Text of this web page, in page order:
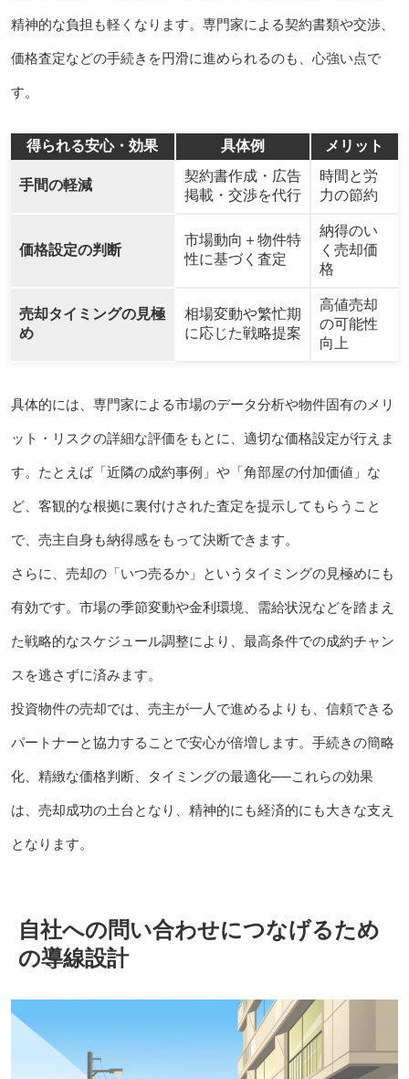
精神的な負担も軽くなります。専門家による契約書類や交渉、
価格査定などの手続きを円滑に進められるのも、心強い点で
す。
得られる安心・効果 具体例 メリット
手間の軽減
契約書作成・広告
掲載・交渉を代行
時間と労
力の節約
価格設定の判断
市場動向＋物件特
性に基づく査定
納得のい
く売却価
格
売却タイミングの見極
め
相場変動や繁忙期
に応じた戦略提案
高値売却
の可能性
向上
具体的には、専門家による市場のデータ分析や物件固有のメリ
ット・リスクの詳細な評価をもとに、適切な価格設定が行えま
す。たとえば「近隣の成約事例」や「角部屋の付加価値」な
ど、客観的な根拠に裏付けされた査定を提示してもらうこと
で、売主自身も納得感をもって決断できます。
さらに、売却の「いつ売るか」というタイミングの見極めにも
有効です。市場の季節変動や金利環境、需給状況などを踏まえ
た戦略的なスケジュール調整により、最高条件での成約チャン
スを逃さずに済みます。
投資物件の売却では、売主が一人で進めるよりも、信頼できる
パートナーと協力することで安心が倍増します。手続きの簡略
化、精緻な価格判断、タイミングの最適化──これらの効果
は、売却成功の土台となり、精神的にも経済的にも大きな支え
となります。
自社への問い合わせにつなげるため
の導線設計